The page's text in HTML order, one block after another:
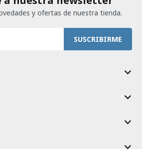
y ofertas de nuestra tienda.
SUSCRIBIRME